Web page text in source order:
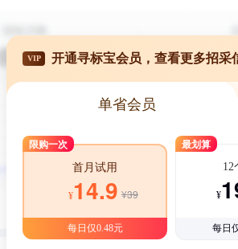
VIP 开通寻标宝会员，查看更多招采
单省会员
限购一次
首月试用
¥14.9 ¥39
每日仅0.48元
最划算
12
¥
每日